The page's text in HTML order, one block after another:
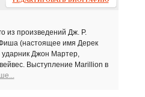
из произведений Дж. Р.
(настоящее имя Дерек
ударник Джон Мартер,
Выступление Marillion в